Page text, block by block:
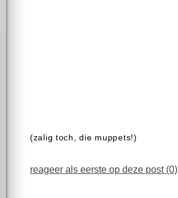
(zalig toch, die muppets!)
reageer als eerste op deze post (0)